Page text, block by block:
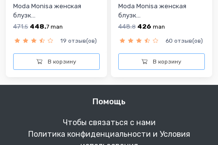
Moda Monisa женская
блузк...
471.5 448.7 man
19 отзыв(ов)
В корзину
Moda Monisa женская
блузк...
448.8 426 man
60 отзыв(ов)
В корзину
Помощь
Чтобы связаться с нами
Политика конфиденциальности и Условия